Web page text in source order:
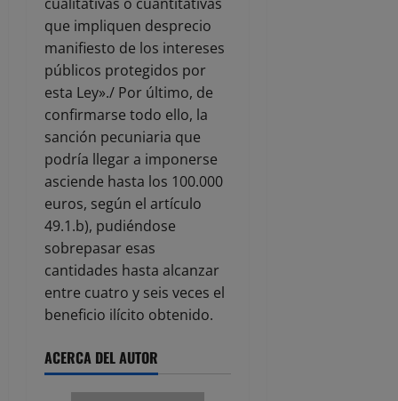
que impliquen desprecio
manifiesto de los intereses
públicos protegidos por
esta Ley»./ Por último, de
confirmarse todo ello, la
sanción pecuniaria que
podría llegar a imponerse
asciende hasta los 100.000
euros, según el artículo
49.1.b), pudiéndose
sobrepasar esas
cantidades hasta alcanzar
entre cuatro y seis veces el
beneficio ilícito obtenido.
ACERCA DEL AUTOR